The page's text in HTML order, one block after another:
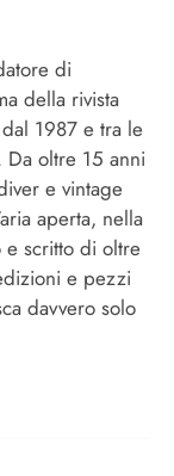
di
della rivista
1987 e tra le
Da oltre 15 anni
e vintage
aperta, nella
e scritto di oltre
e pezzi
davvero solo